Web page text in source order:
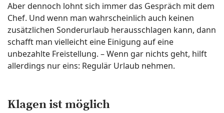
Aber dennoch lohnt sich immer das Gespräch mit dem
Chef. Und wenn man wahrscheinlich auch keinen
zusätzlichen Sonderurlaub herausschlagen kann, dann
schafft man vielleicht eine Einigung auf eine
unbezahlte Freistellung. – Wenn gar nichts geht, hilft
allerdings nur eins: Regulär Urlaub nehmen.
Klagen ist möglich